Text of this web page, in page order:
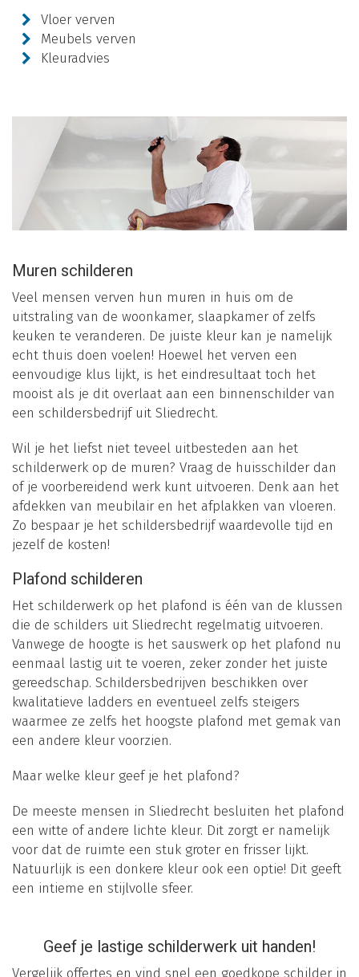
Vloer verven
Meubels verven
Kleuradvies
Muren schilderen
Veel mensen verven hun muren in huis om de
uitstraling van de woonkamer, slaapkamer of zelfs
keuken te veranderen. De juiste kleur kan je namelijk
echt thuis doen voelen! Hoewel het verven een
eenvoudige klus lijkt, is het eindresultaat toch het
mooist als je dit overlaat aan een binnenschilder van
een schildersbedrijf uit Sliedrecht.
Wil je het liefst niet teveel uitbesteden aan het
schilderwerk op de muren? Vraag de huisschilder dan
of je voorbereidend werk kunt uitvoeren. Denk aan het
afdekken van meubilair en het afplakken van vloeren.
Zo bespaar je het schildersbedrijf waardevolle tijd en
jezelf de kosten!
Plafond schilderen
Het schilderwerk op het plafond is één van de klussen
die de schilders uit Sliedrecht regelmatig uitvoeren.
Vanwege de hoogte is het sauswerk op het plafond nu
eenmaal lastig uit te voeren, zeker zonder het juiste
gereedschap. Schildersbedrijven beschikken over
kwalitatieve ladders en eventueel zelfs steigers
waarmee ze zelfs het hoogste plafond met gemak van
een andere kleur voorzien.
Maar welke kleur geef je het plafond?
De meeste mensen in Sliedrecht besluiten het plafond
een witte of andere lichte kleur. Dit zorgt er namelijk
voor dat de ruimte een stuk groter en frisser lijkt.
Natuurlijk is een donkere kleur ook een optie! Dit geeft
een intieme en stijlvolle sfeer.
Geef je lastige schilderwerk uit handen!
Vergelijk offertes en vind snel een goedkope schilder in